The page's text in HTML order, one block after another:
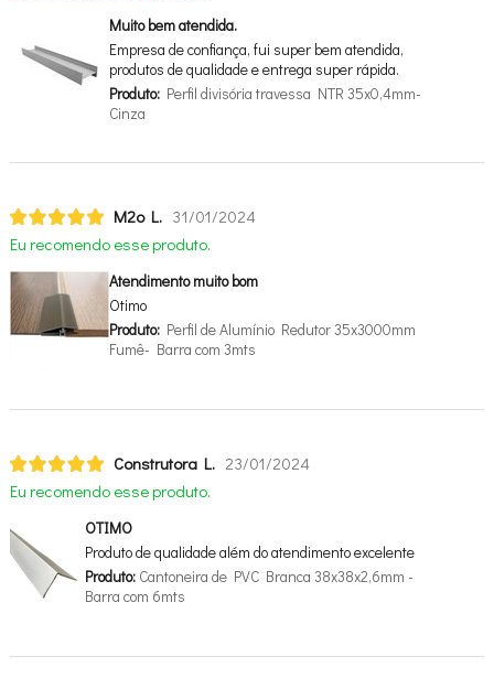
Muito bem atendida.
Empresa de confiança, fui super bem atendida,
produtos de qualidade e entrega super rápida.
Produto:Perfil divisória travessa NTR 35x0,4mm-
Cinza
M2o L. 31/01/2024
Eu recomendo esse produto.
Atendimento muito bom
Otimo
Produto:Perfil de Alumínio Redutor 35x3000mm
Fumê- Barra com 3mts
Construtora L. 23/01/2024
Eu recomendo esse produto.
OTIMO
Produto de qualidade além do atendimento excelente
Produto:Cantoneira de PVC Branca 38x38x2,6mm -
Barra com 6mts